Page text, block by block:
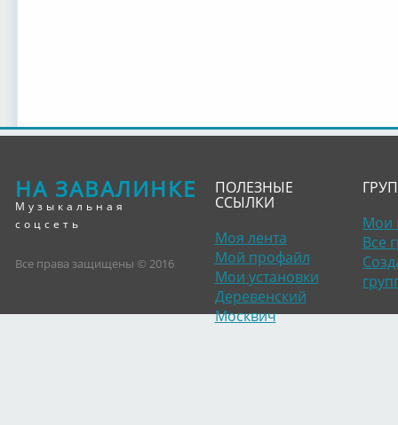
НА ЗАВАЛИНКЕ
Музыкальная
соцсеть
Все права защищены © 2016
ПОЛЕЗНЫЕ
ССЫЛКИ
Моя лента
Мой профайл
Мои установки
Деревенский
Москвич
Мои
Все